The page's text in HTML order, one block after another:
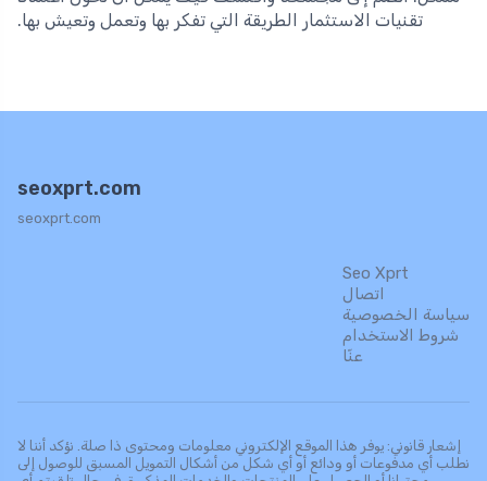
تقنيات الاستثمار الطريقة التي تفكر بها وتعمل وتعيش بها.
seoxprt.com
seoxprt.com
Seo Xprt
اتصال
سياسة الخصوصية
شروط الاستخدام
عنّا
إشعار قانوني: يوفر هذا الموقع الإلكتروني معلومات ومحتوى ذا صلة. نؤكد أننا لا
نطلب أي مدفوعات أو ودائع أو أي شكل من أشكال التمويل المسبق للوصول إلى